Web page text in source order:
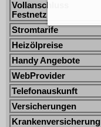
Vollanschluss
Festnetz
Stromtarife
Heizölpreise
Handy Angebote
WebProvider
Telefonauskunft
Versicherungen
Krankenversicherung